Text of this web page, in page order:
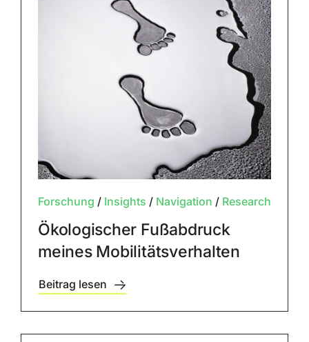
Forschung / Insights / Navigation / Research
Ökologischer Fußabdruck
meines Mobilitätsverhalten
Beitrag lesen